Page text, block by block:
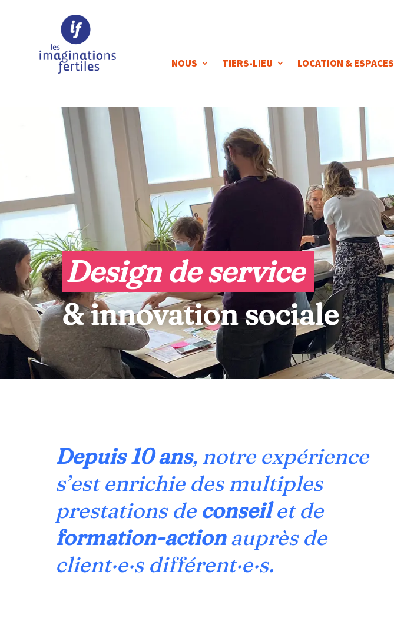
NOUS TIERS-LIEU LOCATION & ESPACES
Design de service
& innovation sociale
Depuis 10 ans, notre expérience
s’est enrichie des multiples
prestations de conseilet de
formation-actionauprès de
client·e·s différent·e·s.